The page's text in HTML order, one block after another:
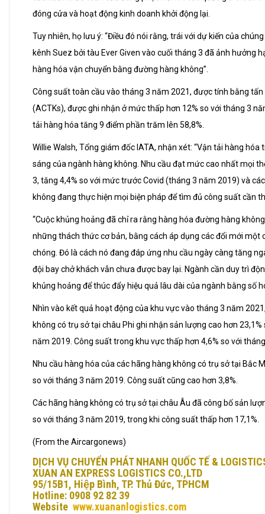
đóng cửa và hoạt động kinh doanh khởi động lại.
Tuy nhiên, họ lưu ý: “Điều đó nói rằng, trái với dự kiến của
kênh Suez bởi tàu Ever Given vào cuối tháng 3 đã ảnh hưởng
hàng hóa vận chuyển bằng đường hàng không”.
Công suất toàn cầu vào tháng 3 năm 2021, được tính bằng
(ACTKs), được ghi nhận ở mức thấp hơn 12% so với tháng 3
tải hàng hóa tăng 9 điểm phần trăm lên 58,8%.
Willie Walsh, Tổng giám đốc IATA, nhận xét: “Vận tải hàng hóa
sáng của ngành hàng không. Nhu cầu đạt mức cao nhất mọi
3, tăng 4,4% so với mức trước Covid (tháng 3 năm 2019) và
không đang thực hiện mọi biện pháp để tìm đủ công suất cần
“Cuộc khủng hoảng đã chỉ ra rằng hàng hóa đường hàng
những thách thức cơ bản, bằng cách áp dụng các đổi mới một
chóng. Đó là cách nó đang đáp ứng nhu cầu ngày càng tăng
đội bay chở khách vẫn chưa được bay lại. Ngành cần duy trì
khủng hoảng để thúc đẩy hiệu quả lâu dài của ngành bằng số
Nhìn vào kết quả hoạt động của khu vực vào tháng 3 năm
không có trụ sở tại châu Phi ghi nhận sản lượng cao hơn 23,1%
năm 2019. Công suất trong khu vực thấp hơn 4,6% so với
Nhu cầu hàng hóa của các hãng hàng không có trụ sở tại Bắc
so với tháng 3 năm 2019. Công suất cũng cao hơn 3,8%.
Các hãng hàng không có trụ sở tại châu Âu đã công bố sản
so với tháng 3 năm 2019, trong khi công suất thấp hơn 17,1%.
(From the Aircargonews)
DỊCH VỤ CHUYỂN PHÁT NHANH QUỐC TẾ &
XUAN AN EXPRESS LOGISTICS CO.,LTD
95/15B1, Hiệp Bình, TP. Thủ Đức, TPHCM
Hotline: 0908 92 82 39
Website www.xuananlogistics.com